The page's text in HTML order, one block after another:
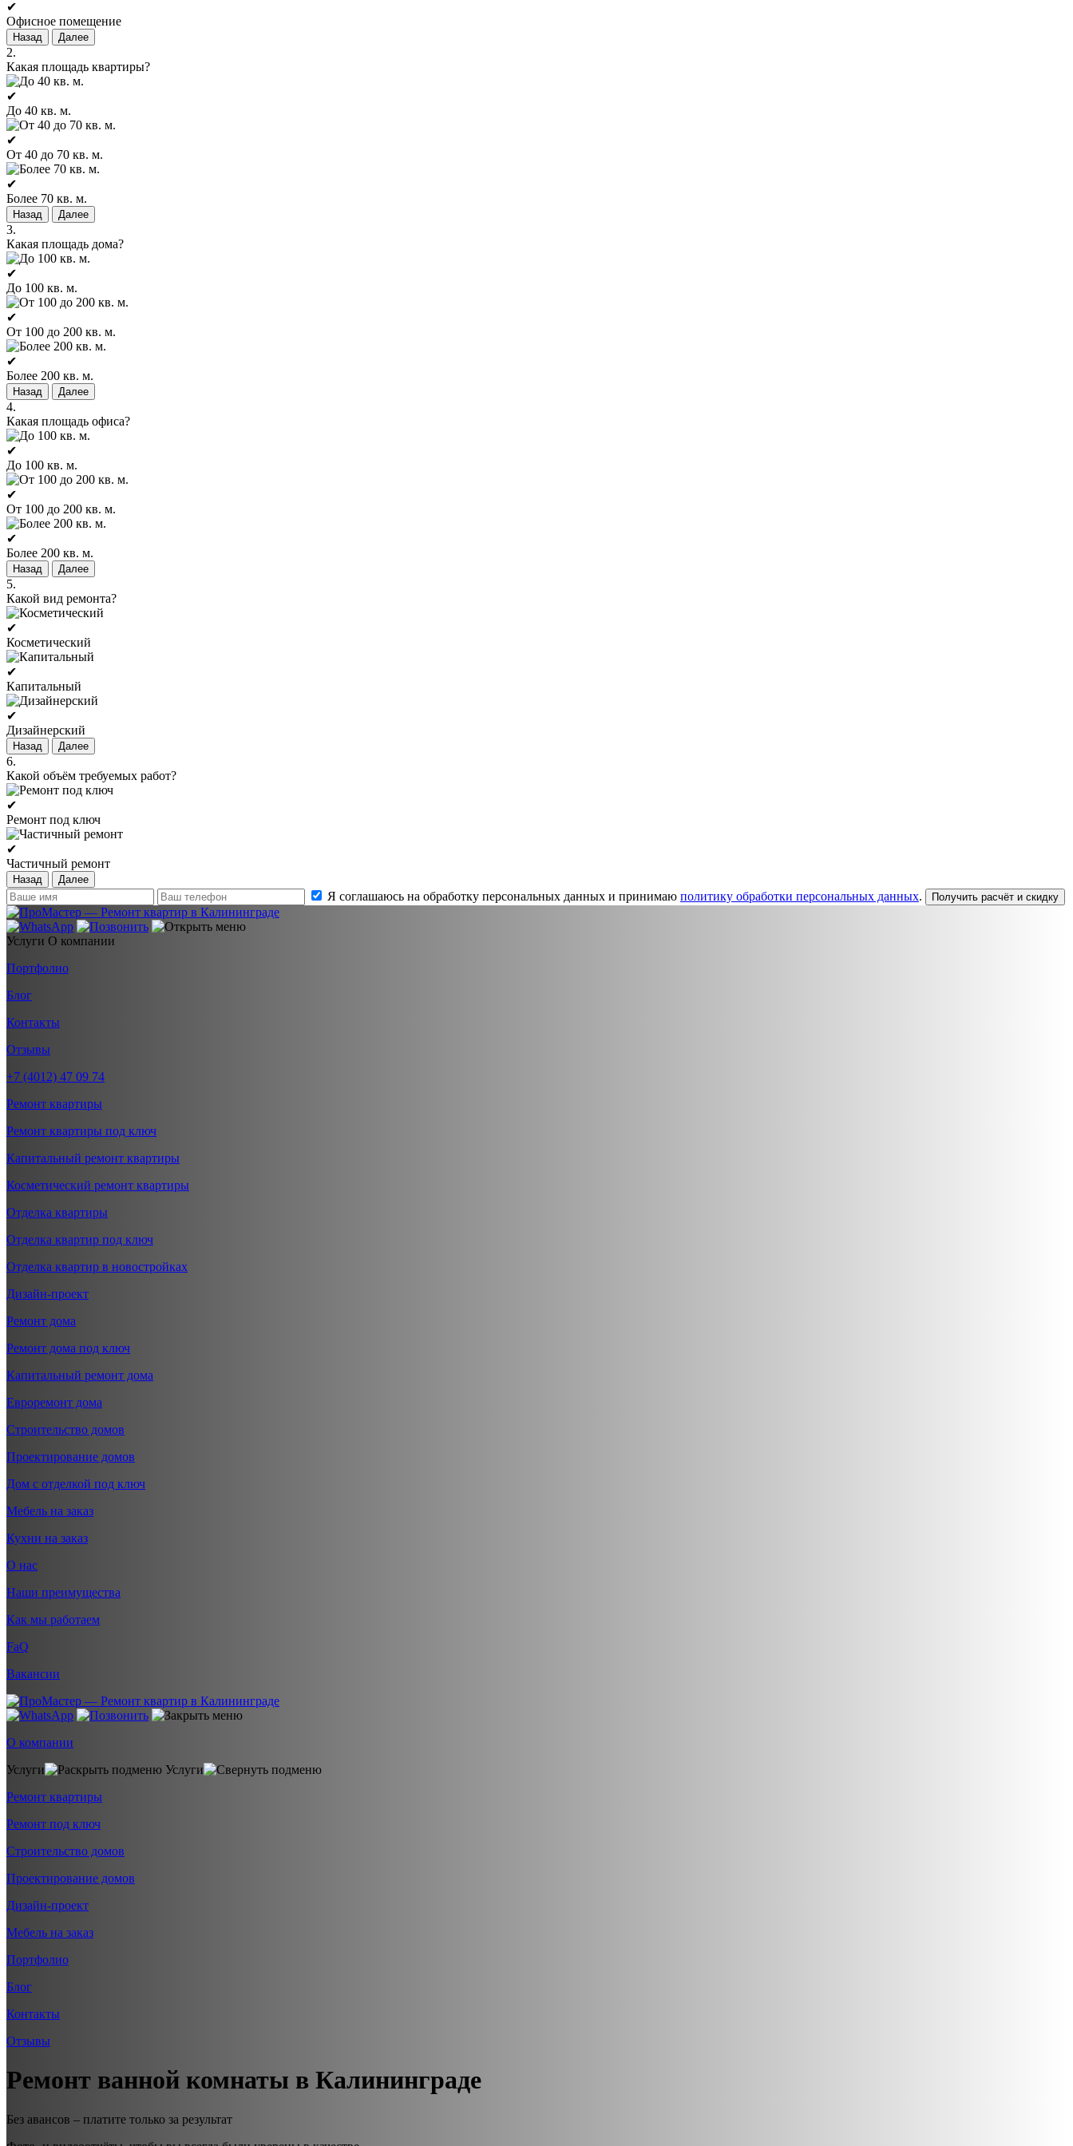
✔
Офисное помещение
Назад Далее
2.
Какая площадь квартиры?
✔
До 40 кв. м.
✔
От 40 до 70 кв. м.
✔
Более 70 кв. м.
Назад Далее
3.
Какая площадь дома?
✔
До 100 кв. м.
✔
От 100 до 200 кв. м.
✔
Более 200 кв. м.
Назад Далее
4.
Какая площадь офиса?
✔
До 100 кв. м.
✔
От 100 до 200 кв. м.
✔
Более 200 кв. м.
Назад Далее
5.
Какой вид ремонта?
✔
Косметический
✔
Капитальный
✔
Дизайнерский
Назад Далее
6.
Какой объём требуемых работ?
✔
Ремонт под ключ
✔
Частичный ремонт
Назад Далее
Я соглашаюсь на обработку персональных данных и принимаю политику обработки персональных данных. Получить расчёт и скидку
Услуги О компании
Портфолио
Блог
Контакты
Отзывы
+7 (4012) 47 09 74
Ремонт квартиры
Ремонт квартиры под ключ
Капитальный ремонт квартиры
Косметический ремонт квартиры
Отделка квартиры
Отделка квартир под ключ
Отделка квартир в новостройках
Дизайн-проект
Ремонт дома
Ремонт дома под ключ
Капитальный ремонт дома
Евроремонт дома
Строительство домов
Проектирование домов
Дом с отделкой под ключ
Мебель на заказ
Кухни на заказ
О нас
Наши преимущества
Как мы работаем
FaQ
Вакансии
О компании
Услуги
Услуги
Ремонт квартиры
Ремонт под ключ
Строительство домов
Проектирование домов
Дизайн-проект
Мебель на заказ
Портфолио
Блог
Контакты
Отзывы
Ремонт ванной комнаты в Калининграде
Без авансов – платите только за результат